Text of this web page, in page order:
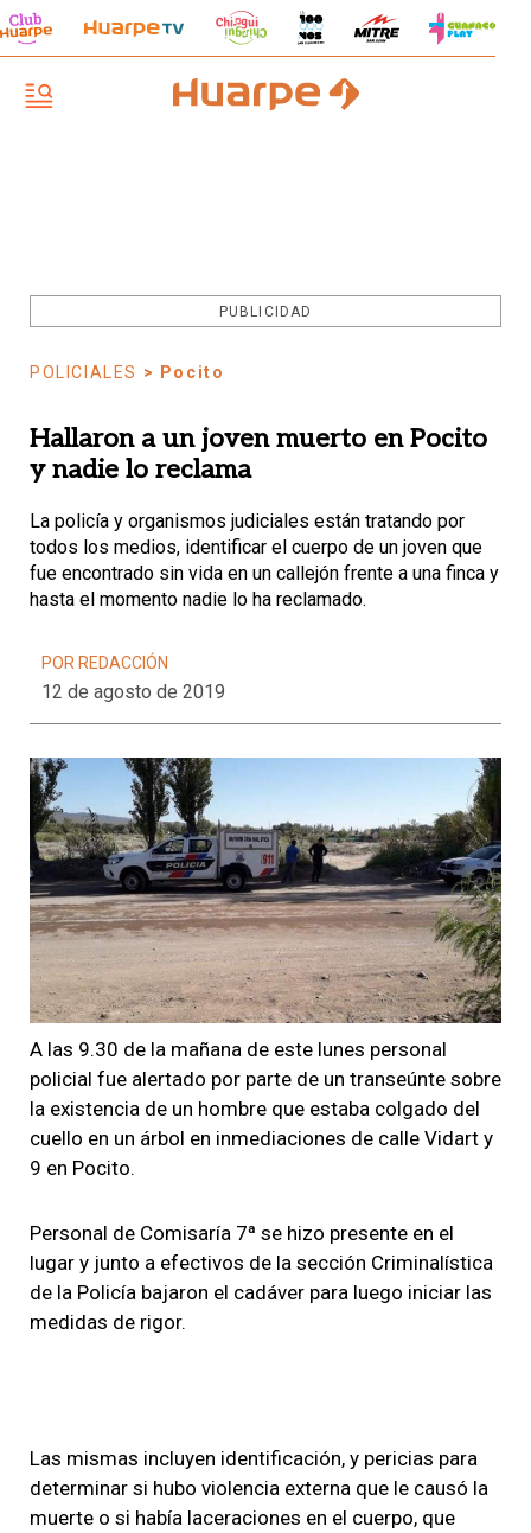
PUBLICIDAD
POLICIALES > Pocito
Hallaron a un joven muerto en Pocito
y nadie lo reclama
La policía y organismos judiciales están tratando por
todos los medios, identificar el cuerpo de un joven que
fue encontrado sin vida en un callejón frente a una finca y
hasta el momento nadie lo ha reclamado.
POR REDACCIÓN
12 de agosto de 2019
A las 9.30 de la mañana de este lunes personal
policial fue alertado por parte de un transeúnte sobre
la existencia de un hombre que estaba colgado del
cuello en un árbol en inmediaciones de calle Vidart y
9 en Pocito.
Personal de Comisaría 7ª se hizo presente en el
lugar y junto a efectivos de la sección Criminalística
de la Policía bajaron el cadáver para luego iniciar las
medidas de rigor.
Las mismas incluyen identificación, y pericias para
determinar si hubo violencia externa que le causó la
muerte o si había laceraciones en el cuerpo, que